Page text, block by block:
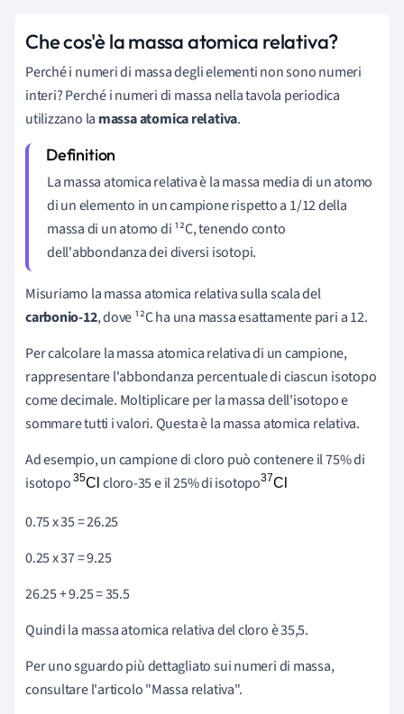
Che cos'è la massa atomica relativa?
Perché i numeri di massa degli elementi non sono numeri
interi? Perché i numeri di massa nella tavola periodica
utilizzano la massa atomica relativa.
La massa atomica relativa è la massa media di un atomo
di un elemento in un campione rispetto a 1/12 della
massa di un atomo di ¹²C, tenendo conto
dell'abbondanza dei diversi isotopi.
Misuriamo la massa atomica relativa sulla scala del
carbonio-12, dove ¹²C ha una massa esattamente pari a 12.
Per calcolare la massa atomica relativa di un campione,
rappresentare l'abbondanza percentuale di ciascun isotopo
come decimale. Moltiplicare per la massa dell'isotopo e
sommare tutti i valori. Questa è la massa atomica relativa.
Ad esempio, un campione di cloro può contenere il 75% di
isotopo
cloro-35 e il 25% di isotopo
0.75 x 35 = 26.25
0.25 x 37 = 9.25
26.25 + 9.25 = 35.5
Quindi la massa atomica relativa del cloro è 35,5.
Per uno sguardo più dettagliato sui numeri di massa,
consultare l'articolo "Massa relativa".